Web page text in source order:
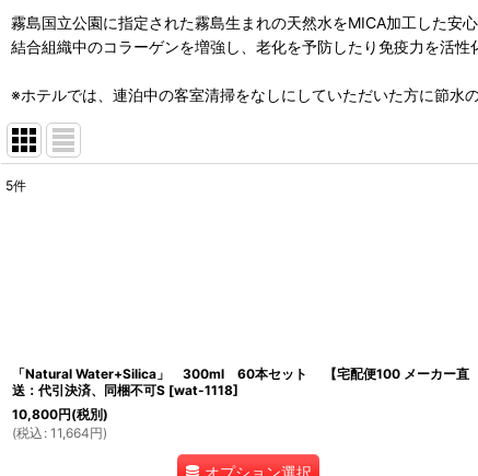
霧島国立公園に指定された霧島生まれの天然水をMICA加工した安心
結合組織中のコラーゲンを増強し、老化を予防したり免疫力を活
※ホテルでは、連泊中の客室清掃をなしにしていただいた方に節水
5件
「Natural Water+Silica」 300ml 60本セット 【宅配便100 メーカー直
送：代引決済、同梱不可S [wat-1118]
10,800円(税別)
(税込 : 11,664円)